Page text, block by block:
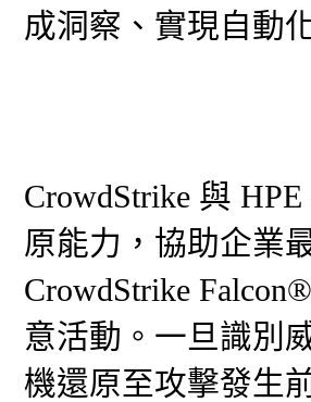
成洞察、實現自動
CrowdStrike 與
原能力，協助企業
CrowdStrike
意活動。一旦識別
機還原至攻擊發生